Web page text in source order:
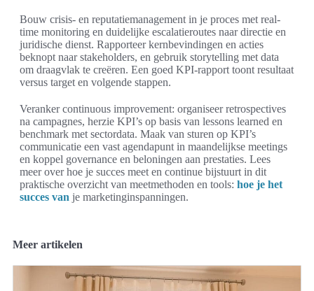
Bouw crisis- en reputatiemanagement in je proces met real-
time monitoring en duidelijke escalatieroutes naar directie en
juridische dienst. Rapporteer kernbevindingen en acties
beknopt naar stakeholders, en gebruik storytelling met data
om draagvlak te creëren. Een goed KPI-rapport toont resultaat
versus target en volgende stappen.
Veranker continuous improvement: organiseer retrospectives
na campagnes, herzie KPI’s op basis van lessons learned en
benchmark met sectordata. Maak van sturen op KPI’s
communicatie een vast agendapunt in maandelijkse meetings
en koppel governance en beloningen aan prestaties. Lees
meer over hoe je succes meet en continue bijstuurt in dit
praktische overzicht van meetmethoden en tools: hoe je het
succes van je marketinginspanningen.
Meer artikelen